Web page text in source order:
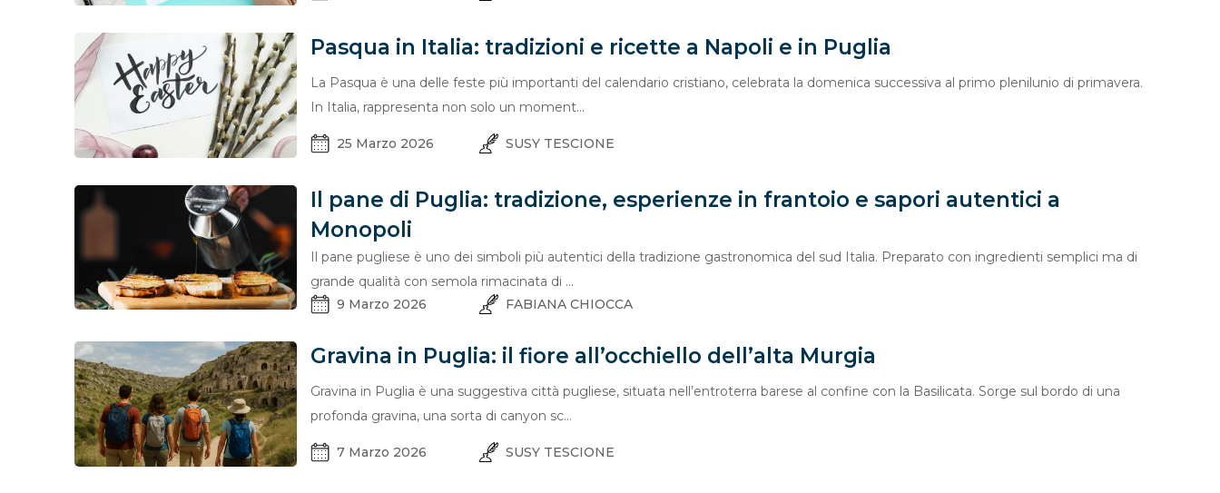
Pasqua in Italia: tradizioni e ricette a Napoli e in Puglia
La Pasqua è una delle feste più importanti del calendario cristiano, celebrata la domenica successiva al primo plenilunio di primavera.
In Italia, rappresenta non solo un moment...
25 Marzo 2026 SUSY TESCIONE
Il pane di Puglia: tradizione, esperienze in frantoio e sapori autentici a
Monopoli
Il pane pugliese è uno dei simboli più autentici della tradizione gastronomica del sud Italia. Preparato con ingredienti semplici ma di
grande qualità con semola rimacinata di ...
9 Marzo 2026
FABIANA CHIOCCA
Gravina in Puglia: il fiore all’occhiello dell’alta Murgia
Gravina in Puglia è una suggestiva città pugliese, situata nell’entroterra barese al confine con la Basilicata. Sorge sul bordo di una
profonda gravina, una sorta di canyon sc...
7 Marzo 2026 SUSY TESCIONE